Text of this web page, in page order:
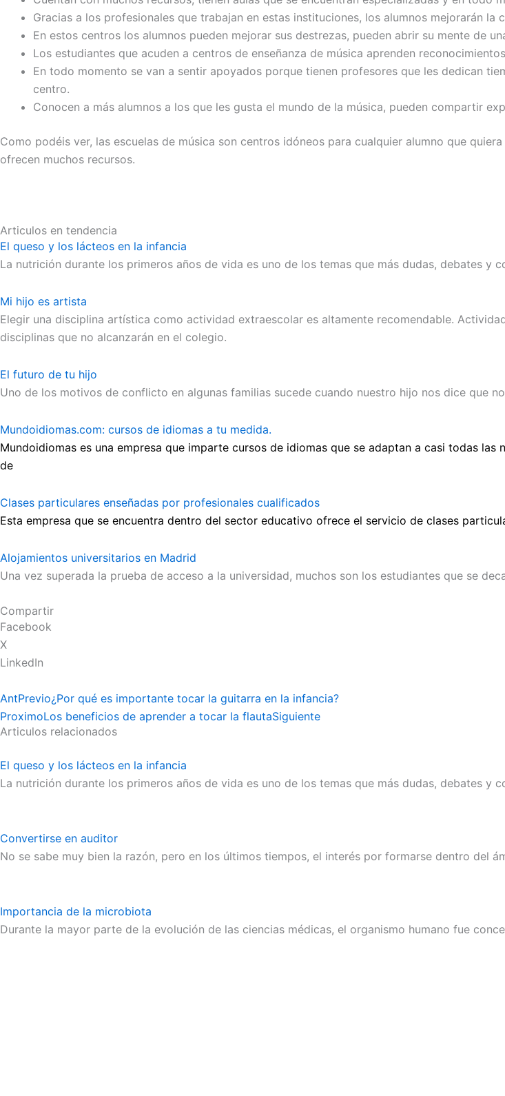
Gracias a los profesionales que trabajan en estas instituciones, los alumnos mejorarán la
En estos centros los alumnos pueden mejorar sus destrezas, pueden abrir su mente de
Los estudiantes que acuden a centros de enseñanza de música aprenden
En todo momento se van a sentir apoyados porque tienen profesores que les dedican
centro.
Conocen a más alumnos a los que les gusta el mundo de la música, pueden compartir
Como podéis ver, las escuelas de música son centros idóneos para cualquier alumno que
ofrecen muchos recursos.
Articulos en tendencia
El queso y los lácteos en la infancia
La nutrición durante los primeros años de vida es uno de los temas que más dudas, debates y
Mi hijo es artista
Elegir una disciplina artística como actividad extraescolar es altamente recomendable.
disciplinas que no alcanzarán en el colegio.
El futuro de tu hijo
Uno de los motivos de conflicto en algunas familias sucede cuando nuestro hijo nos dice que
Mundoidiomas.com: cursos de idiomas a tu medida.
Mundoidiomas es una empresa que imparte cursos de idiomas que se adaptan a casi todas
de
Clases particulares enseñadas por profesionales cualificados
Esta empresa que se encuentra dentro del sector educativo ofrece el servicio de clases
Alojamientos universitarios en Madrid
Una vez superada la prueba de acceso a la universidad, muchos son los estudiantes que se
Compartir
Facebook
X
LinkedIn
AntPrevio¿Por qué es importante tocar la guitarra en la infancia?
ProximoLos beneficios de aprender a tocar la flautaSiguiente
Articulos relacionados
El queso y los lácteos en la infancia
La nutrición durante los primeros años de vida es uno de los temas que más dudas, debates y
Convertirse en auditor
No se sabe muy bien la razón, pero en los últimos tiempos, el interés por formarse dentro del
Importancia de la microbiota
Durante la mayor parte de la evolución de las ciencias médicas, el organismo humano fue